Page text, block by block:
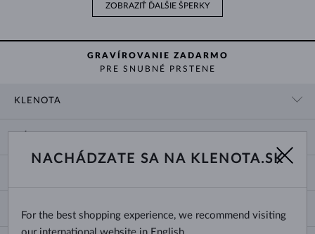
ZOBRAZIŤ ĎALŠIE ŠPERKY
GRAVÍROVANIE ZADARMO
PRE SNUBNÉ PRSTENE
KLENOTA
O NÁS
DODANIE A PLATBA ZA TOVAR
VÝBER SVADOBNÝCH OBRÚČOK
TYPY A DĹŽKY RETIAZOK
NACHÁDZATE SA NA KLENOTA.SK
For the best shopping experience, we recommend visiting